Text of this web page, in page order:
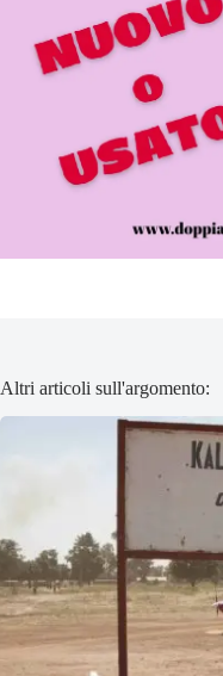
Altri articoli sull'argomento: